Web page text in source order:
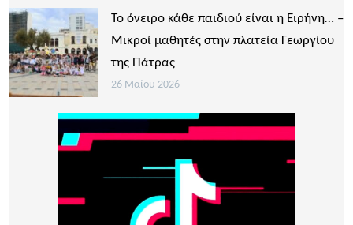
Το όνειρο κάθε παιδιού είναι η Ειρήνη… –
Μικροί μαθητές στην πλατεία Γεωργίου
της Πάτρας
26 Μαΐου 2026